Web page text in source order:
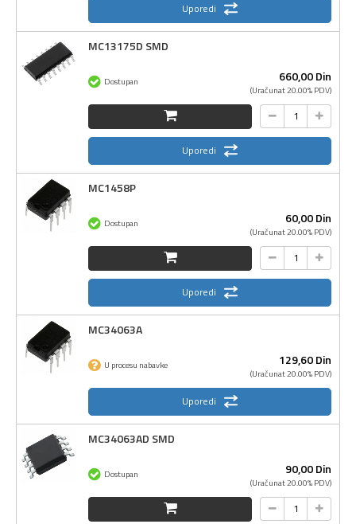
Uporedi
MC13175D SMD
660,00Din
(Uračunat 20.00% PDV)
Dostupan
Uporedi
MC1458P
60,00Din
(Uračunat 20.00% PDV)
Dostupan
Uporedi
MC34063A
129,60Din
(Uračunat 20.00% PDV)
U procesu nabavke
Uporedi
MC34063AD SMD
90,00Din
(Uračunat 20.00% PDV)
Dostupan